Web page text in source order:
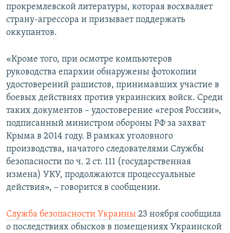
прокремлевской литературы, которая восхваляет
страну-агрессора и призывает поддержать
оккупантов.
«Кроме того, при осмотре компьютеров
руководства епархии обнаружены фотокопии
удостоверений рашистов, принимавших участие в
боевых действиях против украинских войск. Среди
таких документов – удостоверение «героя России»,
подписанный министром обороны РФ за захват
Крыма в 2014 году. В рамках уголовного
производства, начатого следователями Службы
безопасности по ч. 2 ст. 111 (государственная
измена) УКУ, продолжаются процессуальные
действия», – говорится в сообщении.
Служба безопасности Украины 23 ноября сообщила
о последствиях обысков в помещениях Украинской